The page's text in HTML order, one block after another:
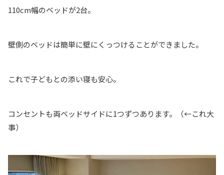
110cm幅のベッドが2台。
壁側のベッドは簡単に壁にくっつけることができました。
これで子どもとの添い寝も安心。
コンセントも両ベッドサイドに1つずつあります。（←これ大
事）